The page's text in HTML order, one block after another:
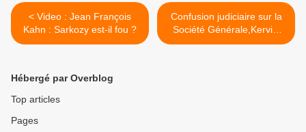
< Video : Jean François
Kahn : Sarkozy est-il fou ?
Confusion judiciaire sur la
Société Générale,Kerviel
invisible >
Hébergé par Overblog
Top articles
Pages